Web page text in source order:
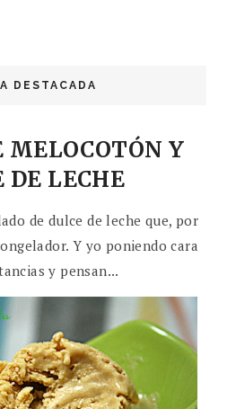
DESTACADA
MELOCOTÓN Y
DE LECHE
de dulce de leche que, por
Y yo poniendo cara
y pensan...